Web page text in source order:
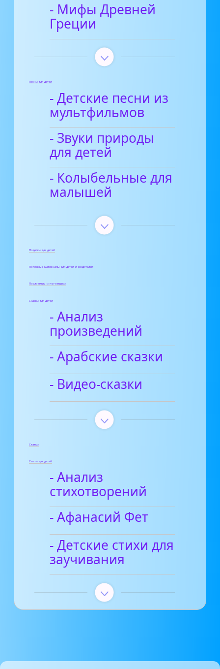
- Мифы Древней
Греции
Песни для детей
- Детские песни из
мультфильмов
- Звуки природы
для детей
- Колыбельные для
малышей
Поделки для детей
Полезные материалы для детей и родителей
Пословицы и поговорки
Сказки для детей
- Анализ
произведений
- Арабские сказки
- Видео-сказки
Статьи
Стихи для детей
- Анализ
стихотворений
- Афанасий Фет
- Детские стихи для
заучивания